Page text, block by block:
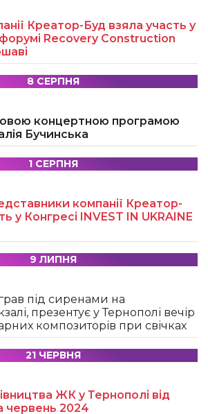
Креатор-Буд взяла участь у
Recovery Construction
8 СЕРПНЯ
концертною програмою
Бучинська
1 СЕРПНЯ
компанії Креатор-
у Конгресі INVEST IN UKRAINE
9 ЛИПНЯ
під сиренами на
презентує у Тернополі вечір
композиторів при свічках
21 ЧЕРВНЯ
ЖК у Тернополі від
червень 2024